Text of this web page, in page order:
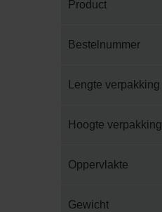
Product
Bestelnummer
Lengte verpakking
Hoogte verpakking
Oppervlakte
Gewicht